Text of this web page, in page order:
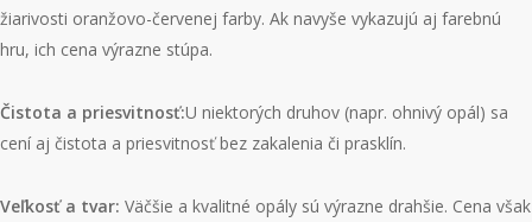
žiarivosti oranžovo-červenej farby. Ak navyše vykazujú aj farebnú
hru, ich cena výrazne stúpa.
Čistota a priesvitnosť:U niektorých druhov (napr. ohnivý opál) sa
cení aj čistota a priesvitnosť bez zakalenia či prasklín.
Veľkosť a tvar: Väčšie a kvalitné opály sú výrazne drahšie. Cena však